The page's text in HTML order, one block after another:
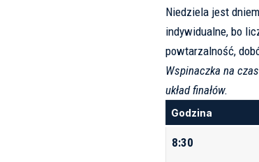
Niedziela jest
indywidualne, bo
powtarzalność,
Wspinaczka na
układ finałów.
Godzina
8:30